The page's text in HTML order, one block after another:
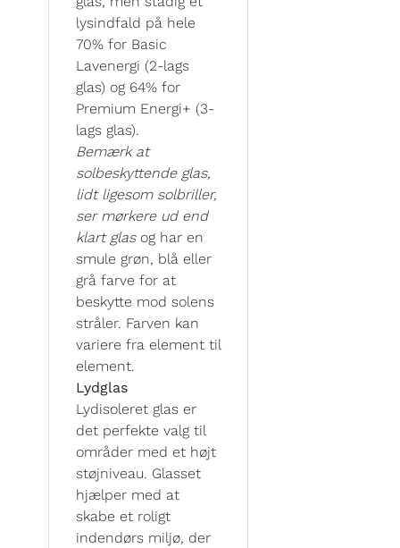
lysindfald på hele
70% for Basic
Lavenergi (2-lags
glas) og 64% for
Premium Energi+ (3-
lags glas).
Bemærk at
solbeskyttende glas,
lidt ligesom solbriller,
ser mørkere ud end
klart glasog har en
smule grøn, blå eller
grå farve for at
beskytte mod solens
stråler. Farven kan
variere fra element til
element.
Lydglas
Lydisoleret glas er
det perfekte valg til
områder med et højt
støjniveau. Glasset
hjælper med at
skabe et roligt
indendørs miljø, der